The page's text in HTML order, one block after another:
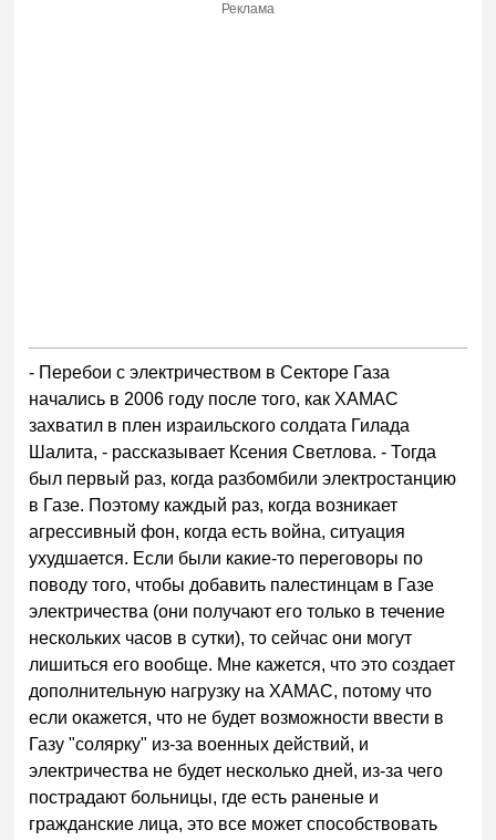
Реклама
- Перебои с электричеством в Секторе Газа
начались в 2006 году после того, как ХАМАС
захватил в плен израильского солдата Гилада
Шалита, - рассказывает Ксения Светлова. - Тогда
был первый раз, когда разбомбили электростанцию
в Газе. Поэтому каждый раз, когда возникает
агрессивный фон, когда есть война, ситуация
ухудшается. Если были какие-то переговоры по
поводу того, чтобы добавить палестинцам в Газе
электричества (они получают его только в течение
нескольких часов в сутки), то сейчас они могут
лишиться его вообще. Мне кажется, что это создает
дополнительную нагрузку на ХАМАС, потому что
если окажется, что не будет возможности ввести в
Газу "солярку" из-за военных действий, и
электричества не будет несколько дней, из-за чего
пострадают больницы, где есть раненые и
гражданские лица, это все может способствовать